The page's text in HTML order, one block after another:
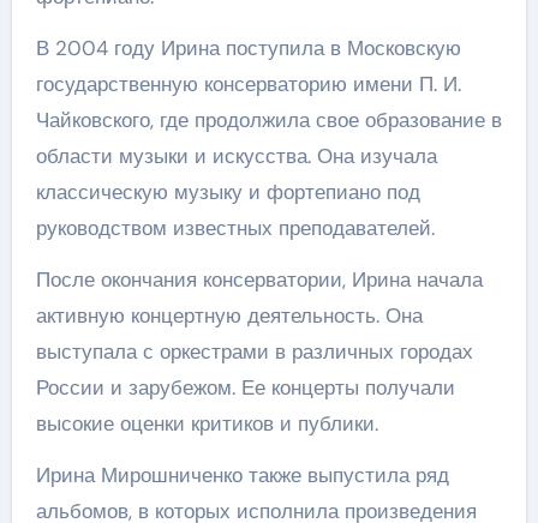
В 2004 году Ирина поступила в Московскую
государственную консерваторию имени П. И.
Чайковского, где продолжила свое образование в
области музыки и искусства. Она изучала
классическую музыку и фортепиано под
руководством известных преподавателей.
После окончания консерватории, Ирина начала
активную концертную деятельность. Она
выступала с оркестрами в различных городах
России и зарубежом. Ее концерты получали
высокие оценки критиков и публики.
Ирина Мирошниченко также выпустила ряд
альбомов, в которых исполнила произведения